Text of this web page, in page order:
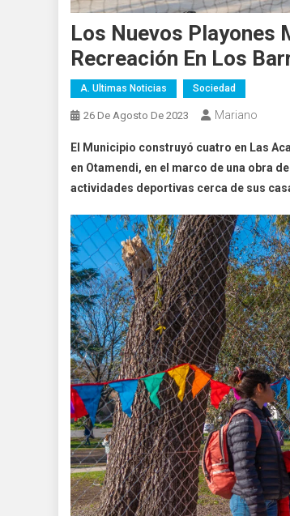
Los Nuevos Playones
Recreación En Los
A. Ultimas Noticias Sociedad
26 De Agosto De 2023 Mariano
El Municipio construyó cuatro en Las
en Otamendi, en el marco de una obra
actividades deportivas cerca de sus